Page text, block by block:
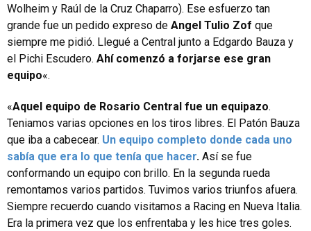
Wolheim y Raúl de la Cruz Chaparro). Ese esfuerzo tan
grande fue un pedido expreso de Angel Tulio Zof que
siempre me pidió. Llegué a Central junto a Edgardo Bauza y
el Pichi Escudero. Ahí comenzó a forjarse ese gran
equipo«.
«Aquel equipo de Rosario Central fue un equipazo.
Teniamos varias opciones en los tiros libres. El Patón Bauza
que iba a cabecear. Un equipo completo donde cada uno
sabía que era lo que tenía que hacer. Así se fue
conformando un equipo con brillo. En la segunda rueda
remontamos varios partidos. Tuvimos varios triunfos afuera.
Siempre recuerdo cuando visitamos a Racing en Nueva Italia.
Era la primera vez que los enfrentaba y les hice tres goles.